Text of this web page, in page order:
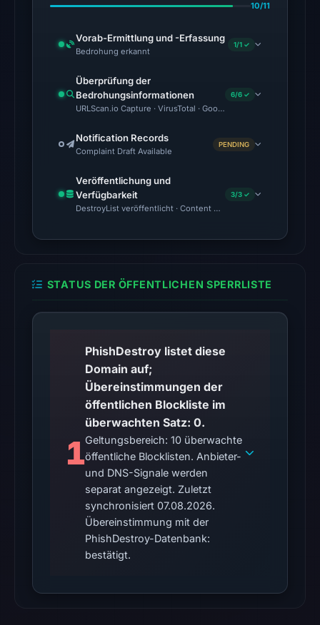
on
Feb
2026
at
UTC.
Spamhaus
DBL:
DBL_PHISH
on
at
UTC.
The
latest
probe
returned
HTTP
502
on
Aug
7,
2026
at
01:18
UTC,
content
10/11
Vorab-Ermittlung und -Erfassung
Bedrohung erkannt
1/1 ✓
Überprüfung der
Bedrohungsinformationen
URLScan.io Capture · VirusTotal · Google Safe Browsing ·
6/6 ✓
Notification Records
Complaint Draft Available
PENDING
Veröffentlichung und
Verfügbarkeit
DestroyList veröffentlicht · Content Observed Unavailable ·
3/3 ✓
STATUS DER ÖFFENTLICHEN SPERRLISTE
1
PhishDestroy listet diese
Domain auf;
Übereinstimmungen der
öffentlichen Blockliste im
überwachten Satz: 0.
Geltungsbereich: 10 überwachte
öffentliche Blocklisten. Anbieter-
und DNS-Signale werden
separat angezeigt. Zuletzt
synchronisiert 07.08.2026.
Übereinstimmung mit der
PhishDestroy-Datenbank:
bestätigt.